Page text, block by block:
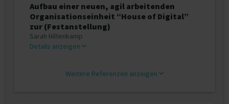
Aufbau einer neuen, agil arbeitenden
Organisationseinheit “House of Digital”
zur (Festanstellung)
Sarah Hiltenkamp
Details anzeigen
Weitere Referenzen anzeigen